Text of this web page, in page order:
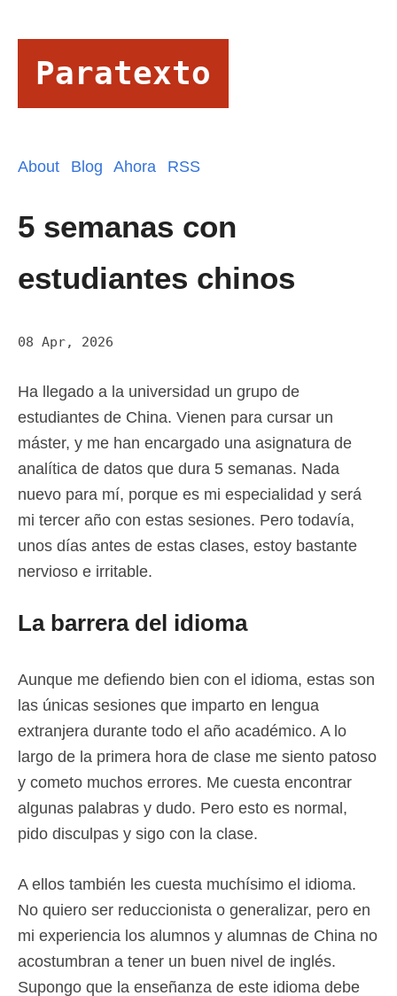
Paratexto
About Blog Ahora RSS
5 semanas con
estudiantes chinos
08 Apr, 2026
Ha llegado a la universidad un grupo de
estudiantes de China. Vienen para cursar un
máster, y me han encargado una asignatura de
analítica de datos que dura 5 semanas. Nada
nuevo para mí, porque es mi especialidad y será
mi tercer año con estas sesiones. Pero todavía,
unos días antes de estas clases, estoy bastante
nervioso e irritable.
La barrera del idioma
Aunque me defiendo bien con el idioma, estas son
las únicas sesiones que imparto en lengua
extranjera durante todo el año académico. A lo
largo de la primera hora de clase me siento patoso
y cometo muchos errores. Me cuesta encontrar
algunas palabras y dudo. Pero esto es normal,
pido disculpas y sigo con la clase.
A ellos también les cuesta muchísimo el idioma.
No quiero ser reduccionista o generalizar, pero en
mi experiencia los alumnos y alumnas de China no
acostumbran a tener un buen nivel de inglés.
Supongo que la enseñanza de este idioma debe